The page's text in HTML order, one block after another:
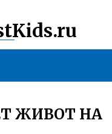
ЖИВОТ НА